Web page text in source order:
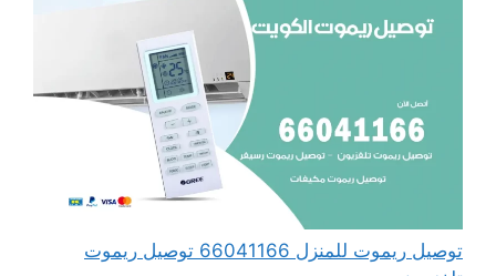
توصيل ريموت للمنزل 66041166 توصيل ريموت